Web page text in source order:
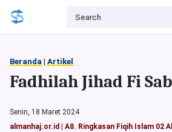
Beranda | Artikel
Fadhilah Jihad Fi
Senin, 18 Maret 2024
almanhaj.or.id
A8. Ringkasan Fiqih Islam 02